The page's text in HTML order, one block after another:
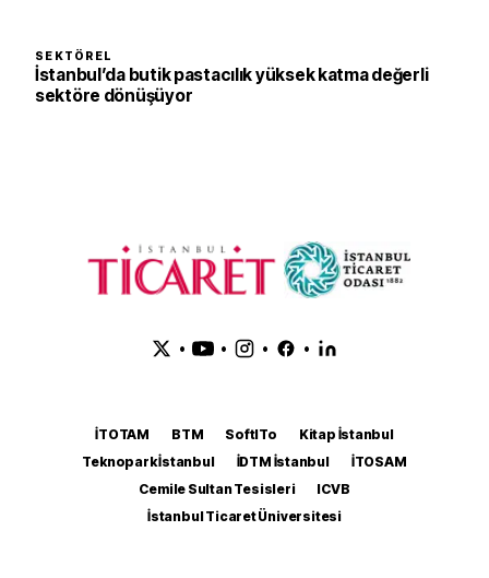
SEKTÖREL
İstanbul’da butik pastacılık yüksek katma değerli
sektöre dönüşüyor
• • • •
İTOTAM BTM SoftITo
Kitap İstanbul
Teknopark İstanbul
İDTM İstanbul
İTOSAM
Cemile Sultan Tesisleri
ICVB
İstanbul Ticaret Üniversitesi